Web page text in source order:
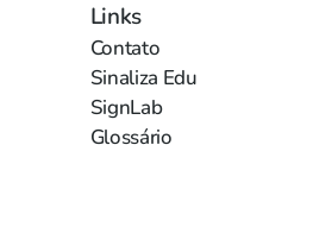
Links
Contato
Sinaliza Edu
SignLab
Glossário